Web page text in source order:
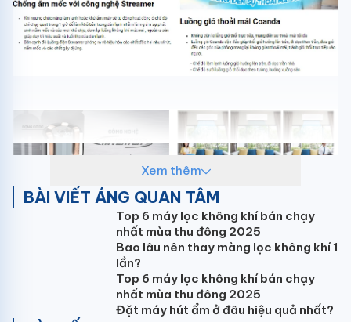
Xem thêm
BÀI VIẾT ÁNG QUAN TÂM
Top 6 máy lọc không khí bán chạy
nhất mùa thu đông 2025
Bao lâu nên thay màng lọc không khí 1
lần?
Top 6 máy lọc không khí bán chạy
nhất mùa thu đông 2025
Đặt máy hút ẩm ở đâu hiệu quả nhất?